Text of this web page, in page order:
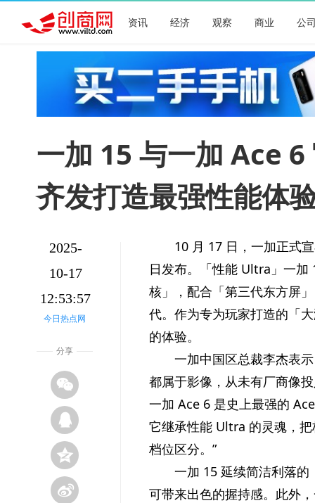
资讯 经济 观察 商业 公
一加 15 与一加 Ace
齐发打造最强性能体
2025-
10-17
12:53:57
今日热点网
分享
10 月 17 日，一加正式
日发布。「性能 Ultra」一加
核」，配合「第三代东方屏
代。作为专为玩家打造的「
的体验。
一加中国区总裁李杰表
都属于影像，从未有厂商像
一加 Ace 6 是史上最强的
它继承性能 Ultra 的灵魂，
档位区分。”
一加 15 延续简洁利落
可带来出色的握持感。此外